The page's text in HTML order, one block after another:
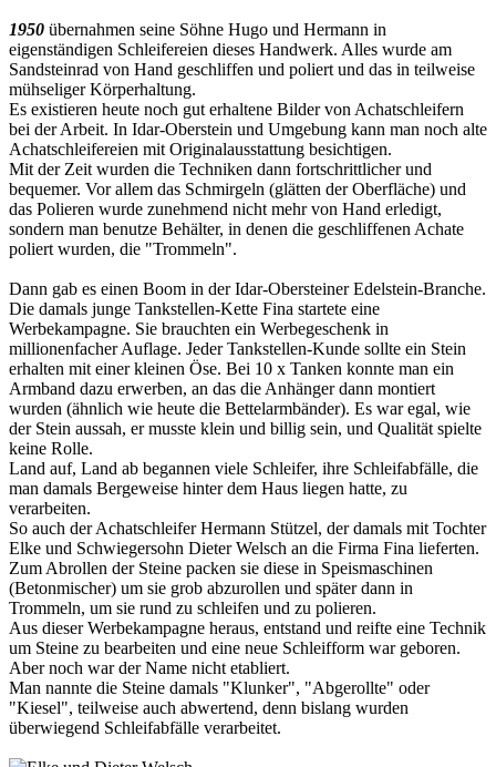
1950 übernahmen seine Söhne Hugo und Hermann in
eigenständigen Schleifereien dieses Handwerk. Alles wurde am
Sandsteinrad von Hand geschliffen und poliert und das in teilweise
mühseliger Körperhaltung.
Es existieren heute noch gut erhaltene Bilder von Achatschleifern
bei der Arbeit. In Idar-Oberstein und Umgebung kann man noch alte
Achatschleifereien mit Originalausstattung besichtigen.
Mit der Zeit wurden die Techniken dann fortschrittlicher und
bequemer. Vor allem das Schmirgeln (glätten der Oberfläche) und
das Polieren wurde zunehmend nicht mehr von Hand erledigt,
sondern man benutze Behälter, in denen die geschliffenen Achate
poliert wurden, die "Trommeln".
Dann gab es einen Boom in der Idar-Obersteiner Edelstein-Branche.
Die damals junge Tankstellen-Kette Fina startete eine
Werbekampagne. Sie brauchten ein Werbegeschenk in
millionenfacher Auflage. Jeder Tankstellen-Kunde sollte ein Stein
erhalten mit einer kleinen Öse. Bei 10 x Tanken konnte man ein
Armband dazu erwerben, an das die Anhänger dann montiert
wurden (ähnlich wie heute die Bettelarmbänder). Es war egal, wie
der Stein aussah, er musste klein und billig sein, und Qualität spielte
keine Rolle.
Land auf, Land ab begannen viele Schleifer, ihre Schleifabfälle, die
man damals Bergeweise hinter dem Haus liegen hatte, zu
verarbeiten.
So auch der Achatschleifer Hermann Stützel, der damals mit Tochter
Elke und Schwiegersohn Dieter Welsch an die Firma Fina lieferten.
Zum Abrollen der Steine packen sie diese in Speismaschinen
(Betonmischer) um sie grob abzurollen und später dann in
Trommeln, um sie rund zu schleifen und zu polieren.
Aus dieser Werbekampagne heraus, entstand und reifte eine Technik
um Steine zu bearbeiten und eine neue Schleifform war geboren.
Aber noch war der Name nicht etabliert.
Man nannte die Steine damals "Klunker", "Abgerollte" oder
"Kiesel", teilweise auch abwertend, denn bislang wurden
überwiegend Schleifabfälle verarbeitet.